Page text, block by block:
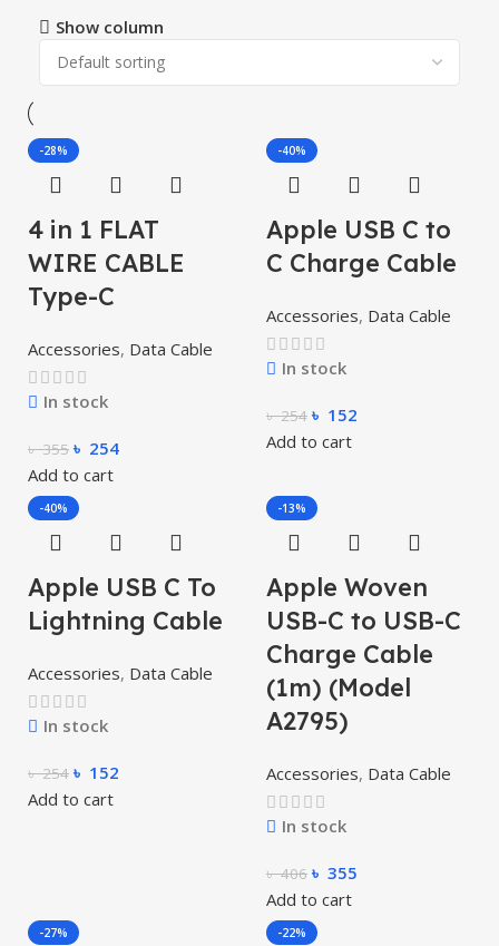
Show column
-28%
4 in 1 FLAT
WIRE CABLE
Type-C
Accessories, Data Cable
In stock
৳355 ৳ 254
Add to cart
-40%
Apple USB C to
C Charge Cable
Accessories, Data Cable
In stock
৳254 ৳ 152
Add to cart
-40%
Apple USB C To
Lightning Cable
Accessories, Data Cable
In stock
৳254 ৳ 152
Add to cart
-13%
Apple Woven
USB-C to USB-C
Charge Cable
(1m) (Model
A2795)
Accessories, Data Cable
In stock
৳406 ৳ 355
Add to cart
-27% -22%